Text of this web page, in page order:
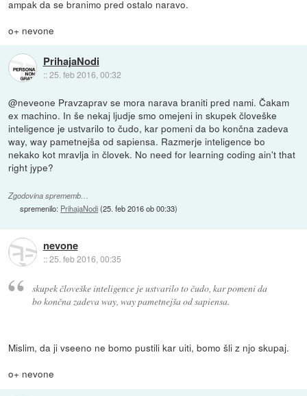
ampak da se branimo pred ostalo naravo.
o+ nevone
PrihajaNodi
::25. feb 2016, 00:32
@neveone Pravzaprav se mora narava braniti pred nami. Čakam
ex machino. In še nekaj ljudje smo omejeni in skupek človeške
inteligence je ustvarilo to čudo, kar pomeni da bo končna zadeva
way, way pametnejša od sapiensa. Razmerje inteligence bo
nekako kot mravlja in človek. No need for learning coding ain't that
right jype?
Zgodovina sprememb…
spremenilo: PrihajaNodi(25. feb 2016 ob 00:33)
nevone
::25. feb 2016, 00:35
skupek človeške inteligence je ustvarilo to čudo, kar pomeni da
bo končna zadeva way, way pametnejša od sapiensa.
Mislim, da ji vseeno ne bomo pustili kar uiti, bomo šli z njo skupaj.
o+ nevone